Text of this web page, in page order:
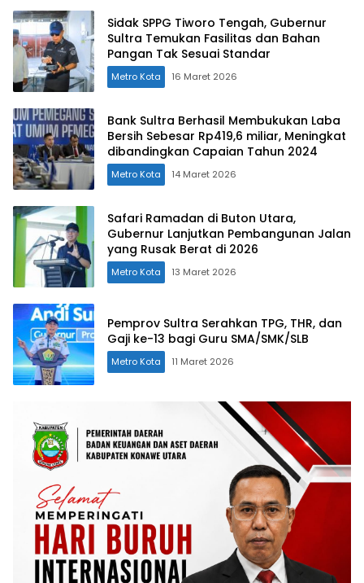
Sidak SPPG Tiworo Tengah, Gubernur
Sultra Temukan Fasilitas dan Bahan
Pangan Tak Sesuai Standar
Metro Kota 16 Maret 2026
Bank Sultra Berhasil Membukukan Laba
Bersih Sebesar Rp419,6 miliar, Meningkat
dibandingkan Capaian Tahun 2024
Metro Kota 14 Maret 2026
Safari Ramadan di Buton Utara,
Gubernur Lanjutkan Pembangunan Jalan
yang Rusak Berat di 2026
Metro Kota 13 Maret 2026
Pemprov Sultra Serahkan TPG, THR, dan
Gaji ke-13 bagi Guru SMA/SMK/SLB
Metro Kota 11 Maret 2026